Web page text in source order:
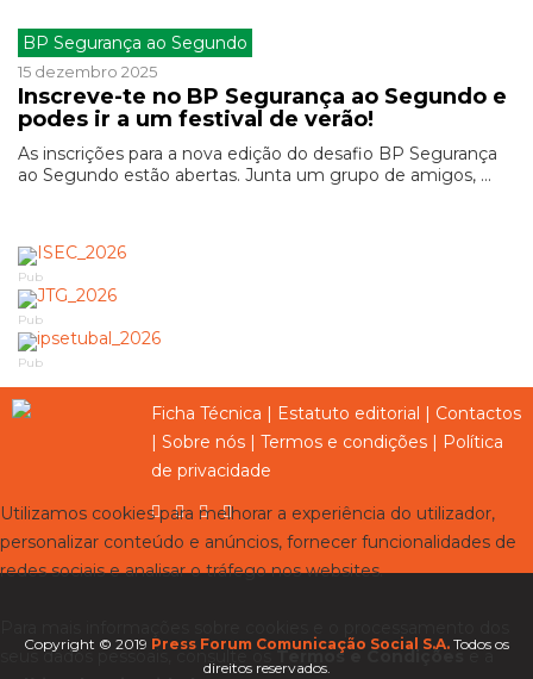
BP Segurança ao Segundo
15 dezembro 2025
Inscreve-te no BP Segurança ao Segundo e
podes ir a um festival de verão!
As inscrições para a nova edição do desafio BP Segurança
ao Segundo estão abertas. Junta um grupo de amigos, ...
Pub
Pub
Pub
Ficha Técnica | Estatuto editorial | Contactos
| Sobre nós | Termos e condições | Política
de privacidade
Copyright © 2019 Press Forum Comunicação Social S.A. Todos os
direitos reservados.
Utilizamos cookies para melhorar a experiência do utilizador,
personalizar conteúdo e anúncios, fornecer funcionalidades de
redes sociais e analisar o tráfego nos websites.
seus dados pessoais, consulte osTermos e Condiçõese a